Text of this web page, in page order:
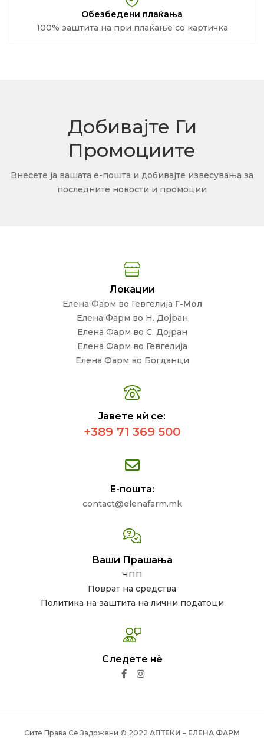
Обезбедени плаќања
100% заштита на при плаќање со картичка
Добивајте Ги
Промоциите
Внесете ја вашата е-пошта и добивајте извесувања за
последните новости и промоции
Локации
Елена Фарм во Гевгелија Г-Мол
Елена Фарм во Н. Дојран
Елена Фарм во С. Дојран
Елена Фарм во Гевгелија
Елена Фарм во Богданци
Јавете нѝ се:
+389 71 369 500
Е-пошта:
contact@elenafarm.mk
Ваши Прашања
ЧПП
Поврат на средства
Политика на заштита на лични податоци
Следете нѐ
Сите Права Се Задржени © 2022 АПТЕКИ – ЕЛЕНА ФАРМ